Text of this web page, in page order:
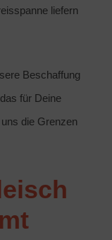
liefern
Beschaffung
für Deine
die Grenzen